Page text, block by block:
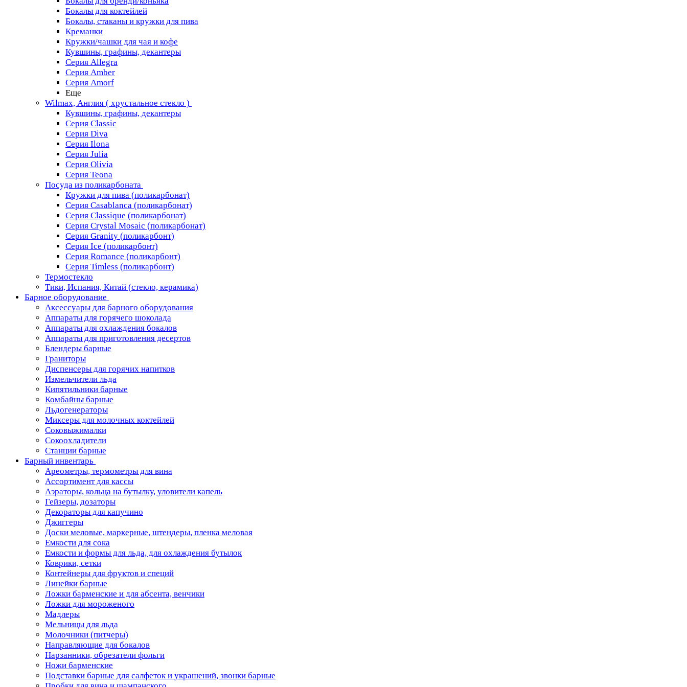
Бокалы для коктейлей
Бокалы, стаканы и кружки для пива
Креманки
Кружки/чашки для чая и кофе
Кувшины, графины, декантеры
Серия Allegra
Серия Amber
Серия Amorf
Еще
Wilmax, Англия ( хрустальное стекло )
Кувшины, графины, декантеры
Серия Classic
Серия Diva
Серия Ilona
Серия Julia
Серия Olivia
Серия Teona
Посуда из поликарбоната
Кружки для пива (поликарбонат)
Серия Casablanсa (поликарбонат)
Серия Classique (поликарбонат)
Серия Crystal Mosaic (поликарбонат)
Серия Granity (поликарбонт)
Серия Ice (поликарбонт)
Серия Romance (поликарбонт)
Серия Timless (поликарбонт)
Термостекло
Тики, Испания, Китай (стекло, керамика)
Барное оборудование
Аксессуары для барного оборудования
Аппараты для горячего шоколада
Аппараты для охлаждения бокалов
Аппараты для приготовления десертов
Блендеры барные
Граниторы
Диспенсеры для горячих напитков
Измельчители льда
Кипятильники барные
Комбайны барные
Льдогенераторы
Миксеры для молочных коктейлей
Соковыжималки
Сокоохладители
Станции барные
Барный инвентарь
Ареометры, термометры для вина
Ассортимент для кассы
Аэраторы, кольца на бутылку, уловители капель
Гейзеры, дозаторы
Декораторы для капучино
Джиггеры
Доски меловые, маркерные, штендеры, пленка меловая
Емкости для сока
Емкости и формы для льда, для охлаждения бутылок
Коврики, сетки
Контейнеры для фруктов и специй
Линейки барные
Ложки барменские и для абсента, венчики
Ложки для мороженого
Мадлеры
Мельницы для льда
Молочники (питчеры)
Направляющие для бокалов
Нарзанники, обрезатели фольги
Ножи барменские
Подставки барные для салфеток и украшений, звонки барные